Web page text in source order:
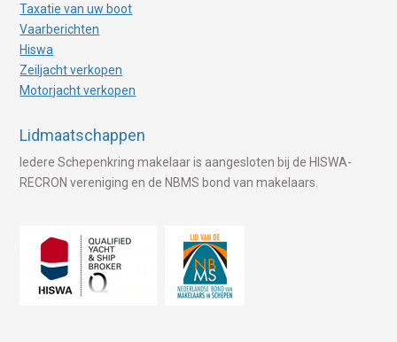
Taxatie van uw boot
Vaarberichten
Hiswa
Zeiljacht verkopen
Motorjacht verkopen
Lidmaatschappen
Iedere Schepenkring makelaar is aangesloten bij de HISWA-
RECRON vereniging en de NBMS bond van makelaars.